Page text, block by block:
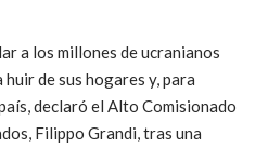
a los millones de ucranianos
de sus hogares y, para
declaró el Alto Comisionado
Filippo Grandi, tras una